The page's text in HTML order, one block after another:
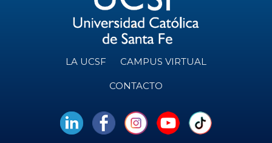
LA UCSF CAMPUS VIRTUAL
CONTACTO